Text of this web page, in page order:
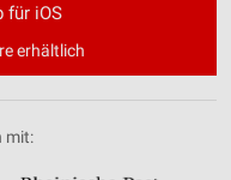
für iOS
erhältlich
mit: